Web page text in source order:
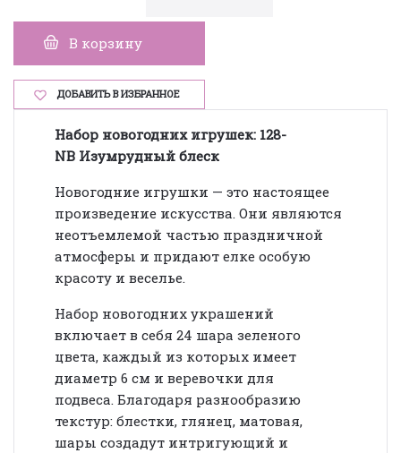
В корзину
ДОБАВИТЬ В ИЗБРАННОЕ
Набор новогоднихигрушек: 128-
NB Изумрудный блеск
Новогодние игрушки — это настоящее
произведение искусства. Они являются
неотъемлемой частью праздничной
атмосферы и придают елке особую
красоту и веселье.
Набор новогодних украшений
включает в себя 24 шара зеленого
цвета, каждый из которых имеет
диаметр 6 см и веревочки для
подвеса. Благодаря разнообразию
текстур: блестки, глянец, матовая,
шары создадут интригующий и